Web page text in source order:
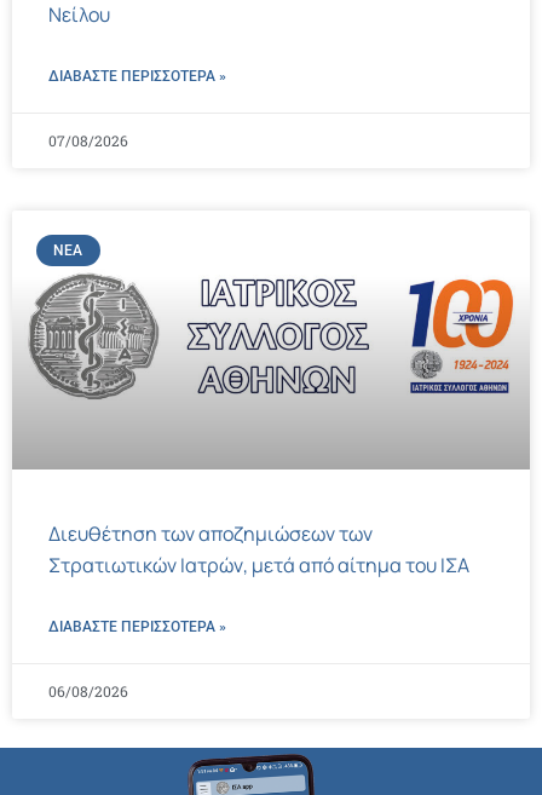
Νείλου
ΔΙΑΒΑΣΤΕ ΠΕΡΙΣΣΌΤΕΡΑ »
07/08/2026
ΝΈΑ
Διευθέτηση των αποζημιώσεων των
Στρατιωτικών Ιατρών, μετά από αίτημα του ΙΣΑ
ΔΙΑΒΑΣΤΕ ΠΕΡΙΣΣΌΤΕΡΑ »
06/08/2026